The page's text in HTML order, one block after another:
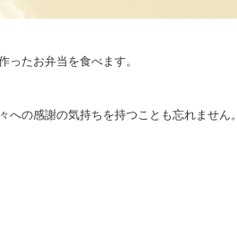
ったお弁当を食べます。
の感謝の気持ちを持つことも忘れません。